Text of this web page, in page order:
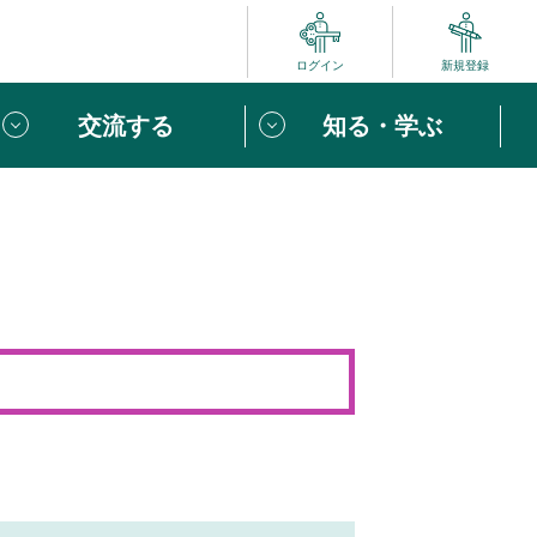
ログイン 新規登録
めての方へ
けたい６つのこと
交流する 知る・学ぶ
ュー
の一歩